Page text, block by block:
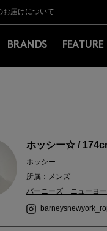
買上げで常時送料無料！お買
せ】（2026.8.5）
お届けについて
注意事項
買上げで常時送料無料！お買
せ】（2026.8.5）
BRANDS FEATURE
ホッシー☆ /
ホッシー
所属：メンズ
バーニーズ ニューヨ